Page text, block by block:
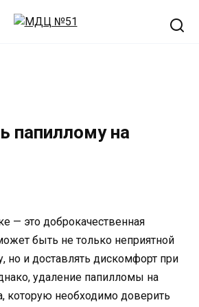
папиллому на
— это доброкачественная
быть не только неприятной
но и доставлять дискомфорт при
удаление папилломы на
которую необходимо доверить